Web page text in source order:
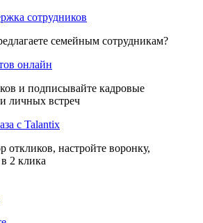
сотрудников
семейным сотрудникам?
онлайн
и подписывайте кадровые
личных встреч
с Talantix
откликов, настройте воронку,
2 клика